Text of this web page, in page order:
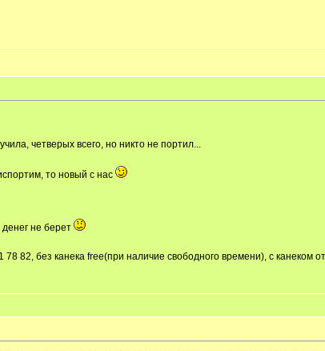
четверых всего, но никто не портил...
то новый с нас
денег не берет
82, без канека free(при наличие свободного времени), с канеком